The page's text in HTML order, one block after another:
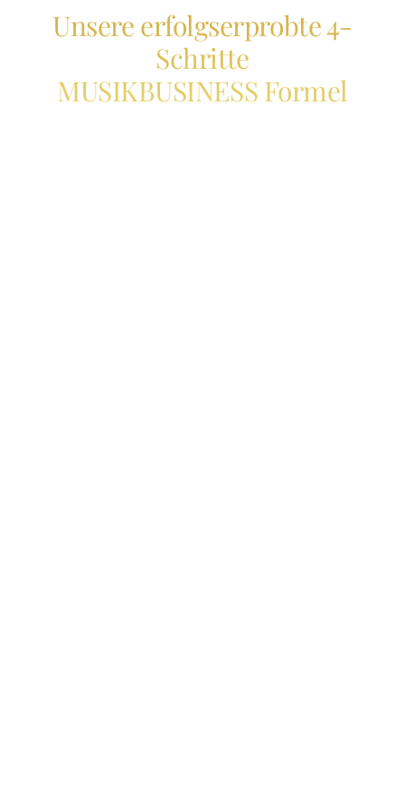
Unsere erfolgserprobte 4-
Schritte
MUSIKBUSINESS Formel